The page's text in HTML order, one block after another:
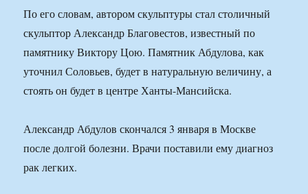
По его словам, автором скульптуры стал столичный
скульптор Александр Благовестов, известный по
памятнику Виктору Цою. Памятник Абдулова, как
уточнил Соловьев, будет в натуральную величину, а
стоять он будет в центре Ханты-Мансийска.
Александр Абдулов скончался 3 января в Москве
после долгой болезни. Врачи поставили ему диагноз
рак легких.